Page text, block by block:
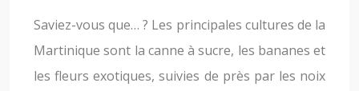
Saviez-vous que… ? Les principales cultures de la
Martinique sont la canne à sucre, les bananes et
les fleurs exotiques, suivies de près par les noix